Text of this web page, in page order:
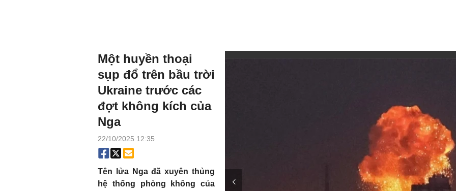
Một huyền thoại
sụp đổ trên bầu trời
Ukraine trước các
đợt không kích của
Nga
22/10/2025 12:35
Tên lửa Nga đã xuyên thủng
hệ thống phòng không của